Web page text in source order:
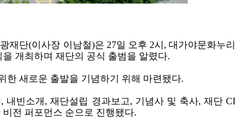
재단(이사장 이남철)은 27일 오후 2시 ,대가야문화누리
개최하며 재단의 공식 출범을 알렸다.
한 새로운 출발을 기념하기 위해 마련됐다.
, 내빈소개 ,재단설립 경과보고, 기념사 및 축사, 재단CI
비전 퍼포먼스 순으로 진행됐다.